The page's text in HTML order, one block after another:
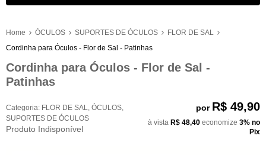
Home ÓCULOS SUPORTES DE ÓCULOS
FLOR DE SAL
Cordinha para Óculos - Flor de Sal - Patinhas
Cordinha para Óculos - Flor de Sal -
Patinhas
Categoria: FLOR DE SAL ÓCULOS
SUPORTES DE ÓCULOS
Produto Indisponível
por R$ 49,90
à vista R$ 48,40 economize 3% no
Pix